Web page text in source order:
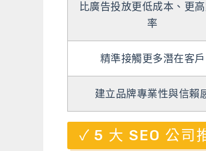
比廣告投放更低成本、更
率
精準接觸更多潛在客戶
建立品牌專業性與信賴
5 大 SEO 公司